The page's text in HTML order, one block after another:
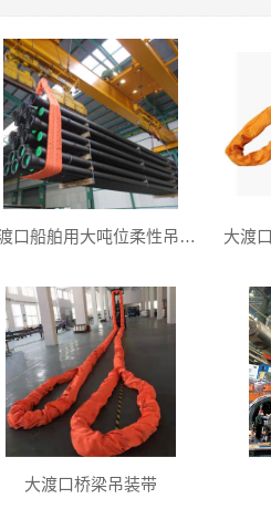
大渡口船舶用大吨位柔性吊装带
大渡口桥梁吊装带